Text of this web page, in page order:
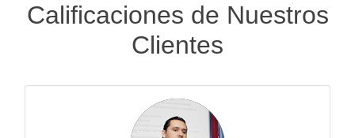
Calificaciones de Nuestros
Clientes